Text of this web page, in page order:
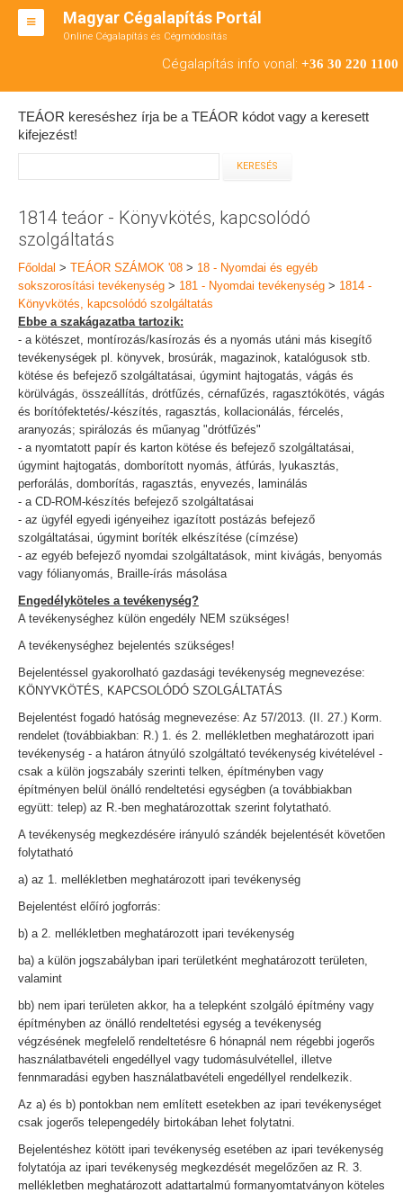
Magyar Cégalapítás Portál
Online Cégalapítás és Cégmódosítás
Cégalapítás info vonal: +36 30 220 1100
BT ALAPÍTÁS
RT ALAPÍTÁS
TEÁOR SZÁMOK '08
KAPCSOLAT
IRODÁK
TEÁOR kereséshez írja be a TEÁOR kódot vagy a keresett
kifejezést!
1814 teáor - Könyvkötés, kapcsolódó
szolgáltatás
Főoldal > TEÁOR SZÁMOK '08 > 18 - Nyomdai és egyéb
sokszorosítási tevékenység > 181 - Nyomdai tevékenység > 1814 -
Könyvkötés, kapcsolódó szolgáltatás
Ebbe a szakágazatba tartozik:
- a kötészet, montírozás/kasírozás és a nyomás utáni más kisegítő
tevékenységek pl. könyvek, brosúrák, magazinok, katalógusok stb.
kötése és befejező szolgáltatásai, úgymint hajtogatás, vágás és
körülvágás, összeállítás, drótfűzés, cérnafűzés, ragasztókötés, vágás
és borítófektetés/-készítés, ragasztás, kollacionálás, fércelés,
aranyozás; spirálozás és műanyag "drótfűzés"
- a nyomtatott papír és karton kötése és befejező szolgáltatásai,
úgymint hajtogatás, domborított nyomás, átfúrás, lyukasztás,
perforálás, domborítás, ragasztás, enyvezés, laminálás
- a CD-ROM-készítés befejező szolgáltatásai
- az ügyfél egyedi igényeihez igazított postázás befejező
szolgáltatásai, úgymint boríték elkészítése (címzése)
- az egyéb befejező nyomdai szolgáltatások, mint kivágás, benyomás
vagy fólianyomás, Braille-írás másolása
Engedélyköteles a tevékenység?
A tevékenységhez külön engedély NEM szükséges!
A tevékenységhez bejelentés szükséges!
Bejelentéssel gyakorolható gazdasági tevékenység megnevezése:
KÖNYVKÖTÉS, KAPCSOLÓDÓ SZOLGÁLTATÁS
Bejelentést fogadó hatóság megnevezése: Az 57/2013. (II. 27.) Korm.
rendelet (továbbiakban: R.) 1. és 2. mellékletben meghatározott ipari
tevékenység - a határon átnyúló szolgáltató tevékenység kivételével -
csak a külön jogszabály szerinti telken, építményben vagy
építményen belül önálló rendeltetési egységben (a továbbiakban
együtt: telep) az R.-ben meghatározottak szerint folytatható.
A tevékenység megkezdésére irányuló szándék bejelentését követően
folytatható
a) az 1. mellékletben meghatározott ipari tevékenység
Bejelentést előíró jogforrás:
b) a 2. mellékletben meghatározott ipari tevékenység
ba) a külön jogszabályban ipari területként meghatározott területen,
valamint
bb) nem ipari területen akkor, ha a telepként szolgáló építmény vagy
építményben az önálló rendeltetési egység a tevékenység
végzésének megfelelő rendeltetésre 6 hónapnál nem régebbi jogerős
használatbavételi engedéllyel vagy tudomásulvétellel, illetve
fennmaradási egyben használatbavételi engedéllyel rendelkezik.
Az a) és b) pontokban nem említett esetekben az ipari tevékenységet
csak jogerős telepengedély birtokában lehet folytatni.
Bejelentéshez kötött ipari tevékenység esetében az ipari tevékenység
folytatója az ipari tevékenység megkezdését megelőzően az R. 3.
mellékletben meghatározott adattartalmú formanyomtatványon köteles